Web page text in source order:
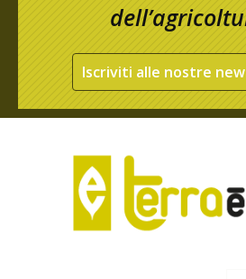
Iscriviti alle nostre